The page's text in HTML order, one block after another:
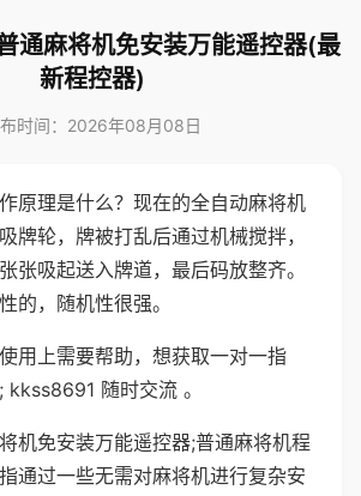
通麻将机免安装万能遥控器(最
新程控器)
时间：2026年08月08日
原理是什么？现在的全自动麻将机
牌轮，牌被打乱后通过机械搅拌，
张吸起送入牌道，最后码放整齐。
的，随机性很强。
用上需要帮助，想获取一对一指
kkss8691 随时交流 。
机免安装万能遥控器;普通麻将机程
通过一些无需对麻将机进行复杂安